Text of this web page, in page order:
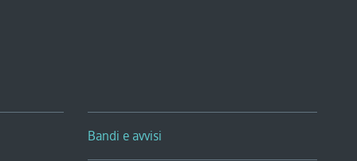
Bandi e avvisi